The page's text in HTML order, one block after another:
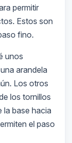
permitir
Estos son
fino.
unos
arandela
Los otros
los tornillos
la base hacia
el paso